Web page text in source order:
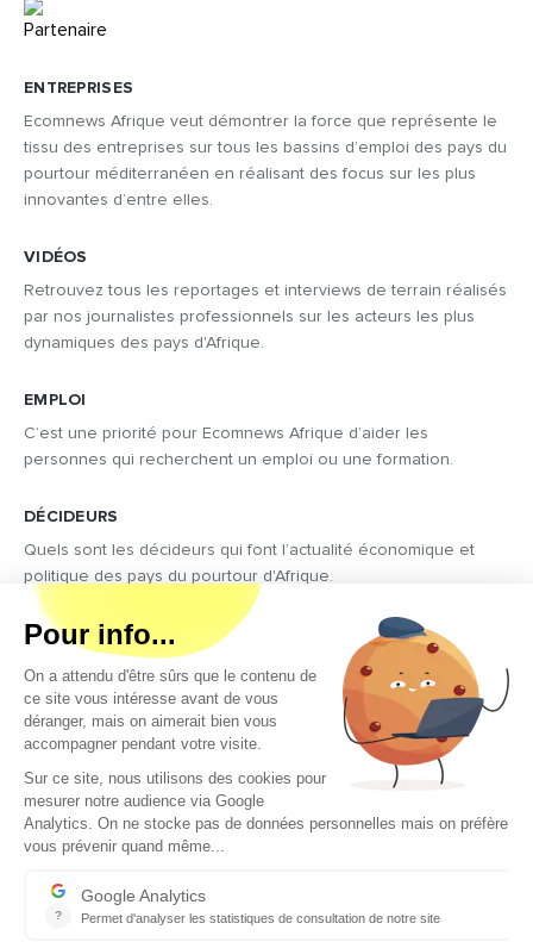
ENTREPRISES
Ecomnews Afrique veut démontrer la force que représente le
tissu des entreprises sur tous les bassins d’emploi des pays du
pourtour méditerranéen en réalisant des focus sur les plus
innovantes d’entre elles.
VIDÉOS
Retrouvez tous les reportages et interviews de terrain réalisés
par nos journalistes professionnels sur les acteurs les plus
dynamiques des pays d'Afrique.
EMPLOI
C’est une priorité pour Ecomnews Afrique d’aider les
personnes qui recherchent un emploi ou une formation.
DÉCIDEURS
Quels sont les décideurs qui font l’actualité économique et
politique des pays du pourtour d'Afrique.
Copyright © 2026 - Tous droits réservés
Qui sommes-nous ?
Contact